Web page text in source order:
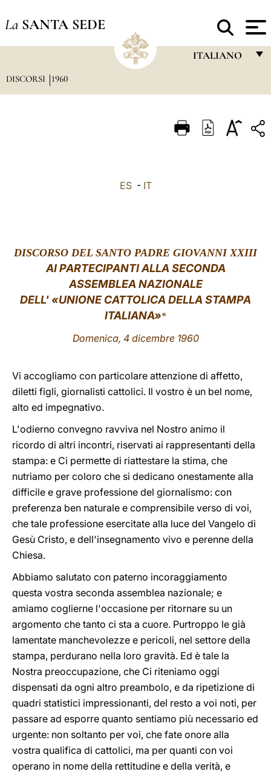
La SANTA SEDE
ITALIANO
ITALIANO
中文
LATINE
DISCORSI 1960
ES- IT
DISCORSO DEL SANTO PADRE GIOVANNI XXIII
AI PARTECIPANTI ALLA SECONDA
ASSEMBLEA NAZIONALE
DELL' «UNIONE CATTOLICA DELLA STAMPA
ITALIANA»*
Domenica, 4 dicembre 1960
Vi accogliamo con particolare attenzione di affetto,
diletti figli, giornalisti cattolici. Il vostro è un bel nome,
alto ed impegnativo.
L'odierno convegno ravviva nel Nostro animo il
ricordo di altri incontri, riservati ai rappresentanti della
stampa: e Ci permette di riattestare la stima, che
nutriamo per coloro che si dedicano onestamente alla
difficile e grave professione del giornalismo: con
preferenza ben naturale e comprensibile verso di voi,
che tale professione esercitate alla luce del Vangelo di
Gesù Cristo, e dell'insegnamento vivo e perenne della
Chiesa.
Abbiamo salutato con paterno incoraggiamento
questa vostra seconda assemblea nazionale; e
amiamo coglierne l'occasione per ritornare su un
argomento che tanto ci sta a cuore. Purtroppo le già
lamentate manchevolezze e pericoli, nel settore della
stampa, perdurano nella loro gravità. Ed è tale la
Nostra preoccupazione, che Ci riteniamo oggi
dispensati da ogni altro preambolo, e da ripetizione di
quadri statistici impressionanti, del resto a voi noti, per
passare ad esporre quanto sentiamo più necessario ed
urgente: non soltanto per voi, che fate onore alla
vostra qualifica di cattolici, ma per quanti con voi
operano in nome della rettitudine e della verità, e